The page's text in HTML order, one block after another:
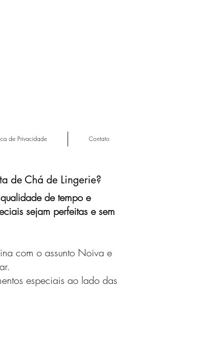
de Privacidade Contato
de Chá de Lingerie?
de tempo e
sejam perfeitas e sem
com o assunto Noiva e
especiais ao lado das